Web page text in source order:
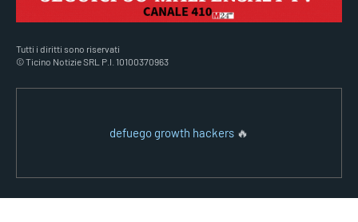
Tutti i diritti sono riservati
© Ticino Notizie SRL P.I. 10100370963
defuego growth hackers 🔥